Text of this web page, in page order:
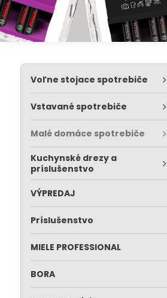
Voľne stojace spotrebiče
Vstavané spotrebiče
Malé domáce spotrebiče
Kuchynské drezy a
príslušenstvo
VÝPREDAJ
Príslušenstvo
MIELE PROFESSIONAL
BORA